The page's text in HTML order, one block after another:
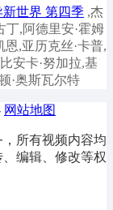
世界 第四季 ,杰
丁,阿德里安·霍姆
恩,亚历克丝·卡普,
安卡·努加拉,基
·奥斯瓦尔特
网站地图
所有视频内容均
编辑、修改等权